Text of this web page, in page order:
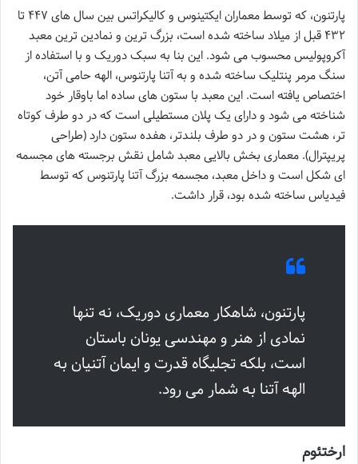
پارتنون، که توسط معماران ایکتینوس و کالیکراتس بین سال های ۴۴۷ تا
۴۳۲ قبل از میلاد ساخته شده است، بزرگ ترین و نمادین ترین معبد
آکروپولیس محسوب می شود. این بنا به سبک دوریک و با استفاده از
سنگ مرمر پنتلیک ساخته شده و به آتنا پارتنوس، الهه حامی آتن،
اختصاص یافته است. این معبد با ستون های ساده اما باوقار خود
شناخته می شود و دارای یک پلان مستطیلی است که در دو طرف کوتاه
تر، هشت ستون و در دو طرف بلندتر، هفده ستون دارد (طراحی
پریپترال). معماری بخش بالایی معبد شامل نقش برجسته های مجسمه
ای شکل است و داخل معبد، مجسمه بزرگ آتنا پارتنوس که توسط
فیدیاس ساخته شده بود، قرار داشت.
پارتنون، شاهکار معماری دوریک، نه تنها
نمادی از هنر و مهندسی یونان باستان
است، بلکه تجلیگاه قدرت و ایمان آتنیان به
الهه آتنا به شمار می رود.
ارختئوم